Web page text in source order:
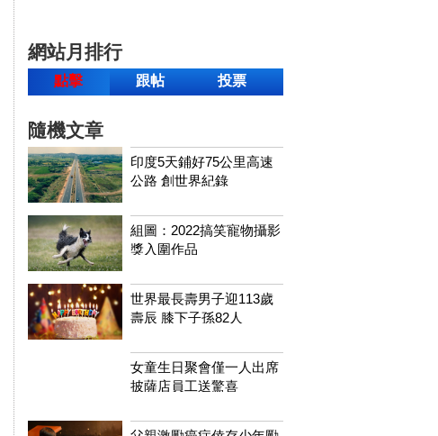
網站月排行
點擊 跟帖 投票
隨機文章
印度5天鋪好75公里高速
公路 創世界紀錄
組圖：2022搞笑寵物攝影
獎入圍作品
世界最長壽男子迎113歲
壽辰 膝下子孫82人
女童生日聚會僅一人出席
披薩店員工送驚喜